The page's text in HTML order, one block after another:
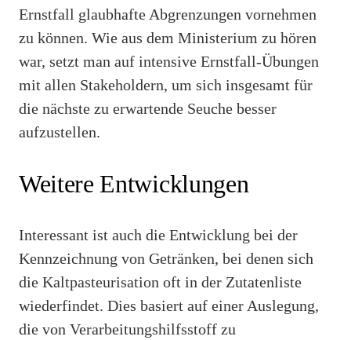
Ernstfall glaubhafte Abgrenzungen vornehmen
zu können. Wie aus dem Ministerium zu hören
war, setzt man auf intensive Ernstfall-Übungen
mit allen Stakeholdern, um sich insgesamt für
die nächste zu erwartende Seuche besser
aufzustellen.
Weitere Entwicklungen
Interessant ist auch die Entwicklung bei der
Kennzeichnung von Getränken, bei denen sich
die Kaltpasteurisation oft in der Zutatenliste
wiederfindet. Dies basiert auf einer Auslegung,
die von Verarbeitungshilfsstoff zu